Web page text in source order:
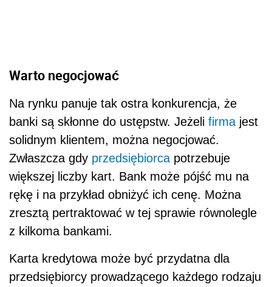
Warto negocjować
Na rynku panuje tak ostra konkurencja, że
banki są skłonne do ustępstw. Jeżeli firma jest
solidnym klientem, można negocjować.
Zwłaszcza gdy przedsiębiorca potrzebuje
większej liczby kart. Bank może pójść mu na
rękę i na przykład obniżyć ich cenę. Można
zresztą pertraktować w tej sprawie równolegle
z kilkoma bankami.
Karta kredytowa może być przydatna dla
przedsiębiorcy prowadzącego każdego rodzaju